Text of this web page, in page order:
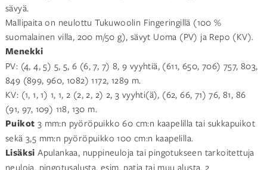
sävyä.
Mallipaita on neulottu Tukuwoolin Fingeringillä (100 %
suomalainen villa, 200 m/50 g), sävyt Uoma (PV) ja Repo (KV).
Menekki
PV: (4, 4, 5) 5, 5, 6 (6, 7, 7) 8, 9 vyyhtiä, (611, 650, 706) 757, 803,
849 (899, 960, 1082) 1172, 1289 m.
KV: (1, 1, 1) 1, 1, 2 (2, 2, 2) 2, 3 vyyhti(ä), (62, 66, 71) 76, 81, 86
(91, 97, 109) 118, 130 m.
Puikot 3 mm:n pyöröpuikko 60 cm:n kaapelilla tai sukkapuikot
sekä 3,5 mm:n pyöröpuikko 100 cm:n kaapelilla.
Lisäksi Apulankaa, nuppineuloja tai pingotukseen tarkoitettuja
neuloja, pingotusalusta, esim. patja tai muu alusta, 2